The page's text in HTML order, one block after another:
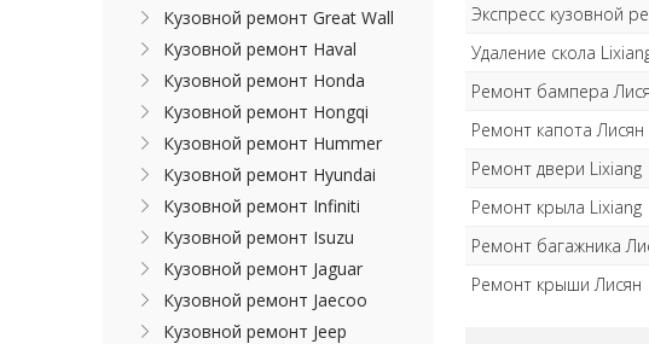
Экспресс кузовной
Удаление скола
Ремонт бампера
Ремонт капота Лисян
Ремонт двери Lixiang
Ремонт крыла Lixiang
Ремонт багажника
Ремонт крыши Лисян
Кузовной ремонт Great Wall
Кузовной ремонт Haval
Кузовной ремонт Honda
Кузовной ремонт Hongqi
Кузовной ремонт Hummer
Кузовной ремонт Hyundai
Кузовной ремонт Infiniti
Кузовной ремонт Isuzu
Кузовной ремонт Jaguar
Кузовной ремонт Jaecoo
Кузовной ремонт Jeep